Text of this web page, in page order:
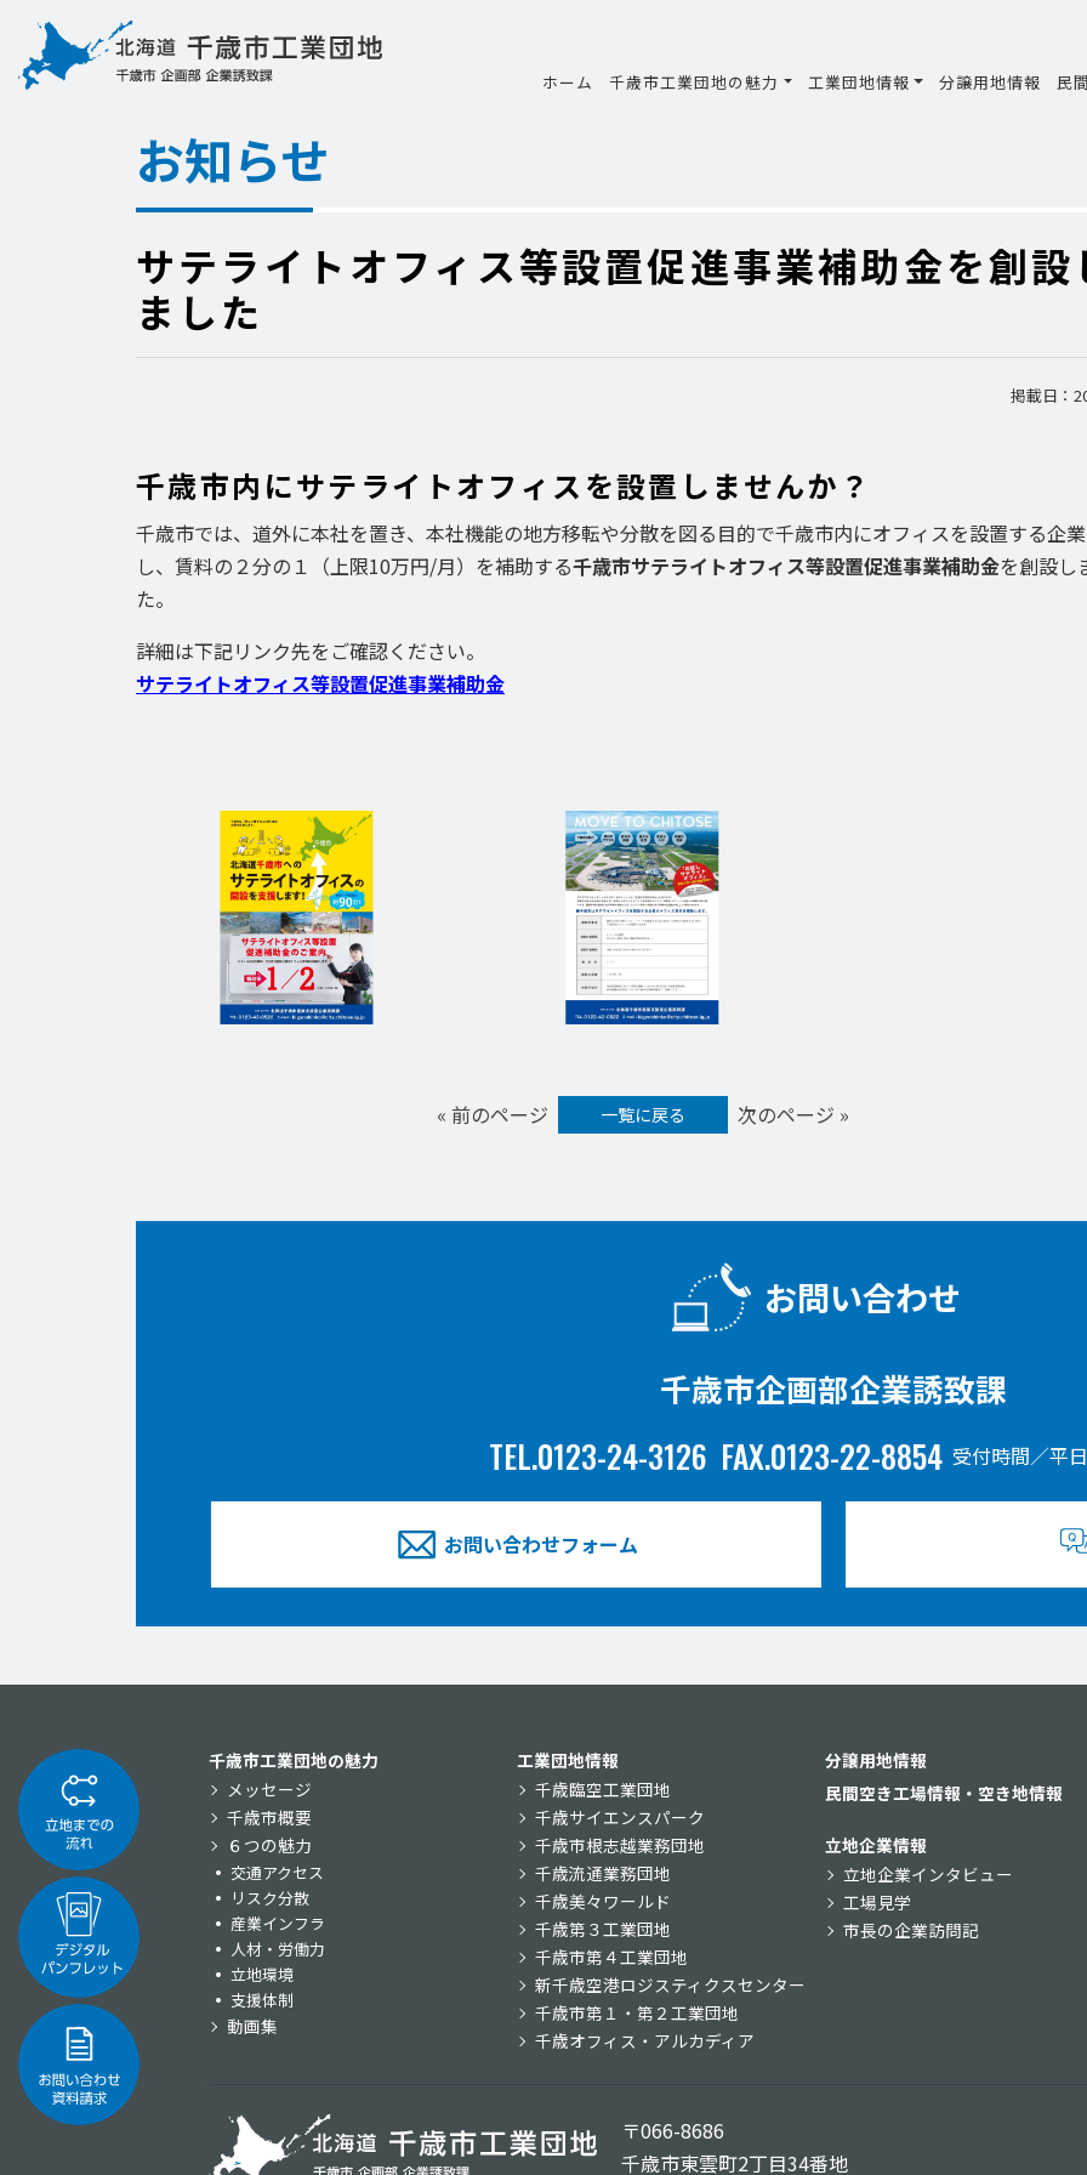
ホーム 千歳市工業団地の魅力 工業団地情報 分譲用地情報 民
お知らせ
サテライトオフィス等設置促進事業補助金を創設
ました
掲載日：
千歳市内にサテライトオフィスを設置しませんか？
千歳市では、道外に本社を置き、本社機能の地方移転や分散を図る目的で千歳市内にオフィスを設置する企
し、賃料の２分の１（上限10万円/月）を補助する千歳市サテライトオフィス等設置促進事業補助金を創設し
た。
詳細は下記リンク先をご確認ください。
サテライトオフィス等設置促進事業補助金
« 前のページ 一覧に戻る 次のページ »
お問い合わせ
千歳市企画部企業誘致課
TEL.0123-24-3126 FAX.0123-22-8854 受付時間／平
お問い合わせフォーム
千歳市工業団地の魅力
メッセージ
千歳市概要
６つの魅力
交通アクセス
リスク分散
産業インフラ
人材・労働力
立地環境
支援体制
動画集
工業団地情報
千歳臨空工業団地
千歳サイエンスパーク
千歳市根志越業務団地
千歳流通業務団地
千歳美々ワールド
千歳第３工業団地
千歳市第４工業団地
新千歳空港ロジスティクスセンター
千歳市第１・第２工業団地
千歳オフィス・アルカディア
分譲用地情報
民間空き工場情報・空き地情報
立地企業情報
立地企業インタビュー
工場見学
市長の企業訪問記
〒066-8686
千歳市東雲町2丁目34番地